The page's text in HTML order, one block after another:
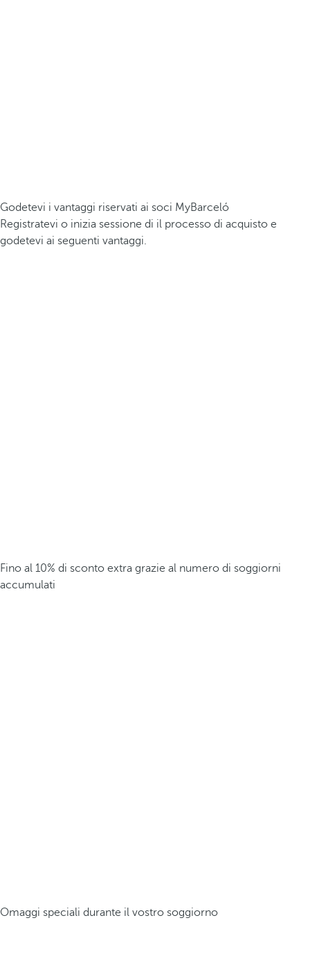
Godetevi i vantaggi riservati ai soci MyBarceló
Registratevi o inizia sessione di il processo di acquisto e
godetevi ai seguenti vantaggi.
Fino al 10% di sconto extra grazie al numero di soggiorni
accumulati
Omaggi speciali durante il vostro soggiorno